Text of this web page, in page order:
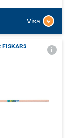
Visa
FISKARS